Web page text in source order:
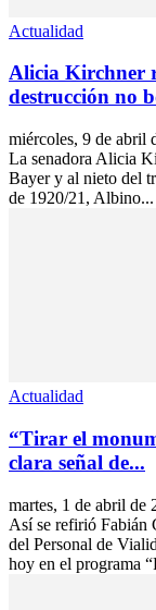
Actualidad
Alicia Kirchner
destrucción no
miércoles, 9 de abril
La senadora Alicia
Bayer y al nieto del
de 1920/21, Albino...
Actualidad
“Tirar el
clara señal de...
martes, 1 de abril de
Así se refirió Fabián
del Personal de
hoy en el programa